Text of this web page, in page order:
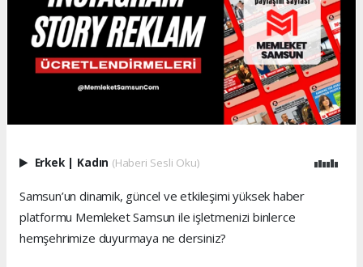
Erkek Kadın (Haberi Sesli Oku)
Samsun’un dinamik, güncel ve etkileşimi yüksek haber
platformu Memleket Samsun ile işletmenizi binlerce
hemşehrimize duyurmaya ne dersiniz?